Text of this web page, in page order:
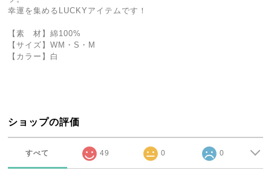
幸運を集めるLUCKYアイテムです！
【素 材】綿100%
【サイズ】WM・S・M
【カラー】白
ショップの評価
すべて 49 0 0